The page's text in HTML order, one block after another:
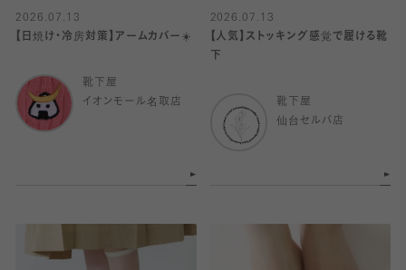
2026.07.13
【日焼け・冷房対策】アームカバー☀️
靴下屋
イオンモール名取店
2026.07.13
【人気】ストッキング感覚で履ける靴
下
靴下屋
仙台セルバ店